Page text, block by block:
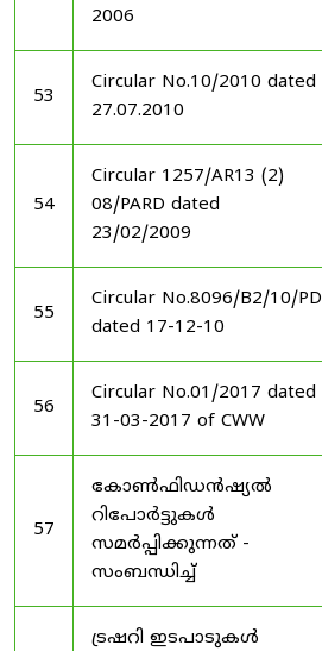
2006
53
Circular No.10/2010 dated
27.07.2010
54
Circular 1257/AR13 (2)
08/PARD dated
23/02/2009
55
Circular No.8096/B2/10/PD
dated 17-12-10
56
Circular No.01/2017 dated
31-03-2017 of CWW
57
കോൺഫിഡൻഷ്യൽ
റിപോർട്ടുകൾ
സമർപ്പിക്കുന്നത് -
സംബന്ധിച്ച്
ട്രഷറി ഇടപാടുകൾ